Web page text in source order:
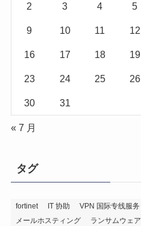
2 3 4 5
9 10 11 12
16 17 18 19
23 24 25 26
30 31
« 7 月
タグ
fortinet IT 协助 VPN 国际专线服务
メールホスティング
ランサムウェア